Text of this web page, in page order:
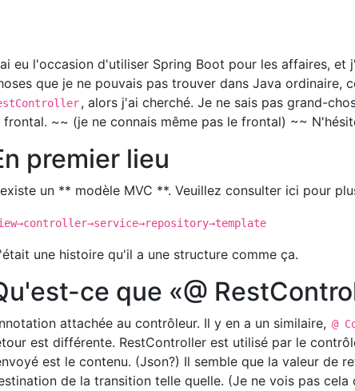
eu l'occasion d'utiliser Spring Boot pour les affaires, et
que je ne pouvais pas trouver dans Java ordinaire,
, alors j'ai cherché. Je ne sais pas grand-
frontal. ~~ (je ne connais même pas le frontal) ~~
premier lieu
un ** modèle MVC **. Veuillez consulter ici pour
une histoire qu'il a une structure comme ça.
ce que «@
attachée au contrôleur. Il y en a un similaire, @
est différente. RestController est utilisé par le
est le contenu. (Json?) Il semble que la valeur de
de la transition telle quelle. (Je ne vois pas cela